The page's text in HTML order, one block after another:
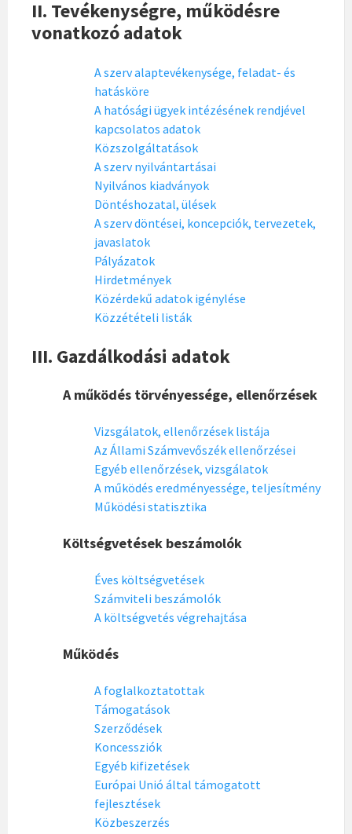
II. Tevékenységre, működésre
vonatkozó adatok
A szerv alaptevékenysége, feladat- és
hatásköre
A hatósági ügyek intézésének rendjével
kapcsolatos adatok
Közszolgáltatások
A szerv nyilvántartásai
Nyilvános kiadványok
Döntéshozatal, ülések
A szerv döntései, koncepciók, tervezetek,
javaslatok
Pályázatok
Hirdetmények
Közérdekű adatok igénylése
Közzétételi listák
III. Gazdálkodási adatok
A működés törvényessége, ellenőrzések
Vizsgálatok, ellenőrzések listája
Az Állami Számvevőszék ellenőrzései
Egyéb ellenőrzések, vizsgálatok
A működés eredményessége, teljesítmény
Működési statisztika
Költségvetések beszámolók
Éves költségvetések
Számviteli beszámolók
A költségvetés végrehajtása
Működés
A foglalkoztatottak
Támogatások
Szerződések
Koncessziók
Egyéb kifizetések
Európai Unió által támogatott
fejlesztések
Közbeszerzés